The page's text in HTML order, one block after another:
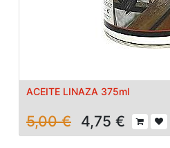
ACEITE LINAZA 375ml
5,00€ 4,75 €